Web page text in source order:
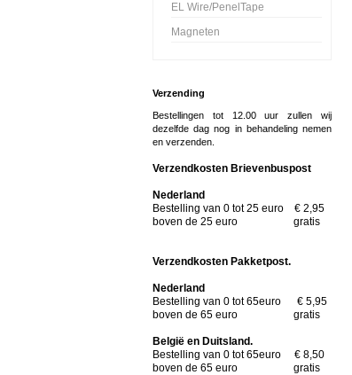
EL Wire/PenelTape
Magneten
Verzending
Bestellingen tot 12.00 uur zullen wij
dezelfde dag nog in behandeling nemen
en verzenden.
Verzendkosten Brievenbuspost
Nederland
Bestelling van 0 tot 25 euro € 2,95
boven de 25 euro gratis
Verzendkosten Pakketpost.
Nederland
Bestelling van 0 tot 65euro € 5,95
boven de 65 euro gratis
België en Duitsland.
Bestelling van 0 tot 65euro € 8,50
boven de 65 euro gratis